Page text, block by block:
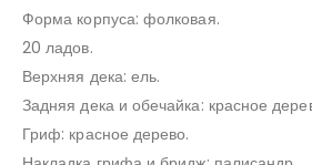
Форма корпуса: фолковая.
20 ладов.
Верхняя дека: ель.
Задняя дека и обечайка: красное
Гриф: красное дерево.